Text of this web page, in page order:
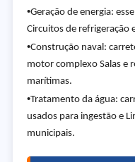
•Geração de energia:
Circuitos de refrigeração
•Construção naval:
motor complexo Salas e
marítimas.
•Tratamento da água:
usados para ingestão e
municipais.